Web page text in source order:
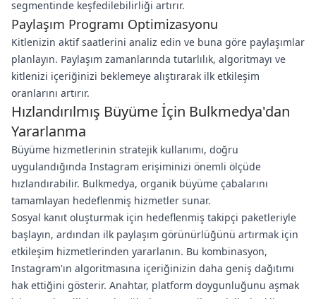
segmentinde keşfedilebilirliği artırır.
Paylaşım Programı Optimizasyonu
Kitlenizin aktif saatlerini analiz edin ve buna göre paylaşımlar
planlayın. Paylaşım zamanlarında tutarlılık, algoritmayı ve
kitlenizi içeriğinizi beklemeye alıştırarak ilk etkileşim
oranlarını artırır.
Hızlandırılmış Büyüme İçin Bulkmedya'dan
Yararlanma
Büyüme hizmetlerinin stratejik kullanımı, doğru
uygulandığında Instagram erişiminizi önemli ölçüde
hızlandırabilir. Bulkmedya, organik büyüme çabalarını
tamamlayan hedeflenmiş hizmetler sunar.
Sosyal kanıt oluşturmak için hedeflenmiş takipçi paketleriyle
başlayın, ardından ilk paylaşım görünürlüğünü artırmak için
etkileşim hizmetlerinden yararlanın. Bu kombinasyon,
Instagram'ın algoritmasına içeriğinizin daha geniş dağıtımı
hak ettiğini gösterir. Anahtar, platform doygunluğunu aşmak